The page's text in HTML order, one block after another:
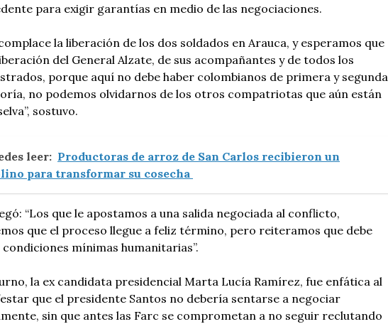
para exigir garantías en medio de las negociaciones.
la liberación de los dos soldados en Arauca, y esperamos que
del General Alzate, de sus acompañantes y de todos los
porque aquí no debe haber colombianos de primera y segunda
no podemos olvidarnos de los otros compatriotas que aún están
sostuvo.
leer: Productoras de arroz de San Carlos recibieron un
para transformar su cosecha
“Los que le apostamos a una salida negociada al conflicto,
que el proceso llegue a feliz término, pero reiteramos que debe
condiciones mínimas humanitarias”.
la ex candidata presidencial Marta Lucía Ramírez, fue enfática al
que el presidente Santos no debería sentarse a negociar
sin que antes las Farc se comprometan a no seguir reclutando